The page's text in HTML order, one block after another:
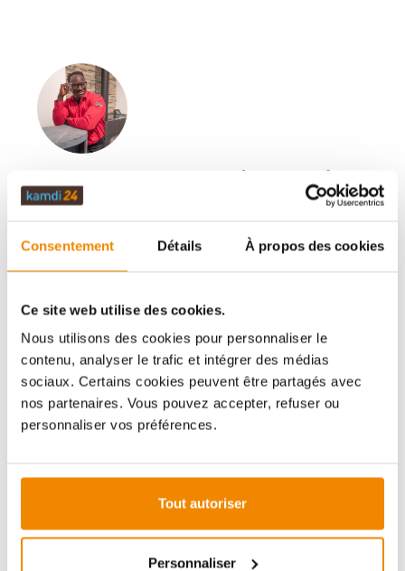
Consentement Détails À propos des cookies
Ce site web utilise des cookies.
Nous utilisons des cookies pour personnaliser le
contenu, analyser le trafic et intégrer des médias
sociaux. Certains cookies peuvent être partagés avec
nos partenaires. Vous pouvez accepter, refuser ou
personnaliser vos préférences.
Tout autoriser
Personnaliser
Votre conseiller en matière de poêles
et de cheminées:
Aboubakar Fofana vous conseille volontiers sur le
Vous avez des questions sur nos produits? N'hésitez
E-mail :
[email protected]
Téléphone :